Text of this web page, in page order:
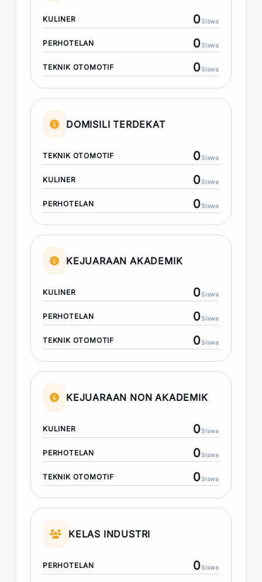
KULINER 0Siswa
PERHOTELAN 0Siswa
TEKNIK OTOMOTIF 0Siswa
DOMISILI TERDEKAT
TEKNIK OTOMOTIF 0Siswa
KULINER 0Siswa
PERHOTELAN 0Siswa
KEJUARAAN AKADEMIK
KULINER 0Siswa
PERHOTELAN 0Siswa
TEKNIK OTOMOTIF 0Siswa
KEJUARAAN NON AKADEMIK
KULINER 0Siswa
PERHOTELAN 0Siswa
TEKNIK OTOMOTIF 0Siswa
KELAS INDUSTRI
PERHOTELAN 0Siswa